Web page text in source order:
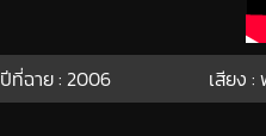
ปีที่ฉาย : 2006 เสียง :